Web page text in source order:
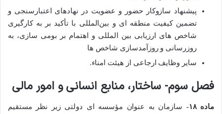
پیشنهاد سازوکار حضور و عضویت در نهاد‌های اعتبارسنجی و
تضمین کیفیت منطقه ­ای و بین‌المللی با تأکید بر به کارگیری
شاخص­ های ارزیابی بین ­المللی و اهتمام بر بومی ­سازی، به
روزرسانی و روزآمدسازی شاخص‌ ­ها
سایر وظایف ارجاعی از هیئت ­‌امناء.
فصل سوم- ساختار، منابع انسانی و امور مالی
ماده ۱۸-
سازمان به­ عنوان مؤسسه­ ای دولتی زیر نظر مستقیم